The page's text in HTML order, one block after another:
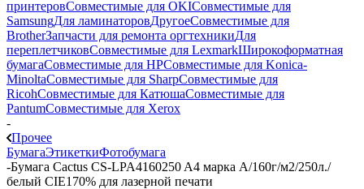
принтеровСовместимые для OKIСовместимые для
SamsungДля ламинаторовДругоеСовместимые для
BrotherЗапчасти для ремонта оргтехникиДля
переплетчиковСовместимые для LexmarkШирокоформатная
бумагаСовместимые для HPСовместимые для Konica-
MinoltaСовместимые для SharpСовместимые для
RicohСовместимые для КатюшаСовместимые для
PantumСовместимые для Xerox
-
Прочее
БумагаЭтикеткиФотобумага
-Бумага Cactus CS-LPA4160250 A4 марка A/160г/м2/250л./
белый CIE170% для лазерной печати